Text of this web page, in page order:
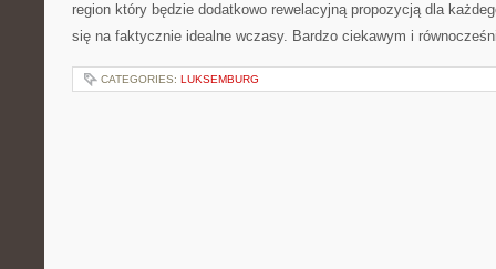
region który będzie dodatkowo rewelacyjną propozycją dla
się na faktycznie idealne wczasy. Bardzo ciekawym i
CATEGORIES: LUKSEMBURG